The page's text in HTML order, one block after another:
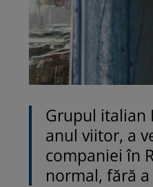
Grupul italian
anul viitor, a
companiei în
normal, fără